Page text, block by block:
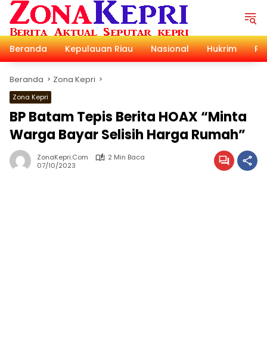
Langsung
konten
Beranda
Kepulauan Riau Nasional Hukrim
Beranda Zona Kepri
Zona Kepri
BP Batam Tepis Berita HOAX “Minta
Warga Bayar Selisih Harga Rumah”
ZonaKepri.com
2 Min Baca
07/10/2023